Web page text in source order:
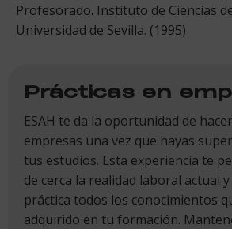
Profesorado. Instituto de Ciencias
Universidad de Sevilla. (1995)
Prácticas en
ESAH te da la oportunidad de
empresas una vez que hayas
tus estudios. Esta experiencia te
de cerca la realidad laboral actual
práctica todos los conocimientos
adquirido en tu formación.